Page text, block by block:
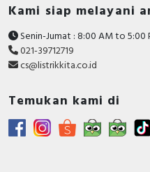
Kami siap melayani
Senin-Jumat : 8:00 AM to 5:00
021-39712719
cs@listrikkita.co.id
Temukan kami di